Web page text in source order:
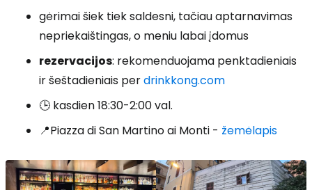
gėrimai šiek tiek saldesni, tačiau aptarnavimas
nepriekaištingas, o meniu labai įdomus
rezervacijos: rekomenduojama penktadieniais
ir šeštadieniais perdrinkkong.com
🕒 kasdien 18:30-2:00 val.
📍Piazza di San Martino ai Monti - žemėlapis